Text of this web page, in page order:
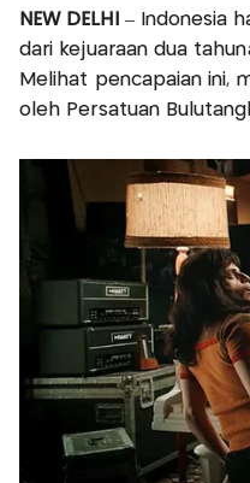
NEW DELHI
– Indonesia
dari kejuaraan dua
Melihat pencapaian ini,
oleh Persatuan